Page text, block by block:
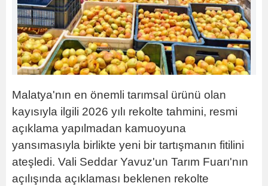
Malatya'nın en önemli tarımsal ürünü olan
kayısıyla ilgili 2026 yılı rekolte tahmini, resmi
açıklama yapılmadan kamuoyuna
yansımasıyla birlikte yeni bir tartışmanın fitilini
ateşledi. Vali Seddar Yavuz'un Tarım Fuarı'nın
açılışında açıklaması beklenen rekolte